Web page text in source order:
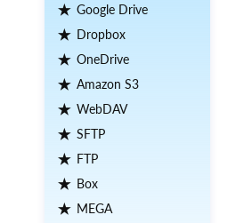
Google Drive
Dropbox
OneDrive
Amazon S3
WebDAV
SFTP
FTP
Box
MEGA